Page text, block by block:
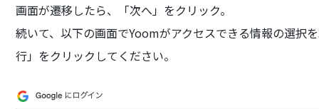
画面が遷移したら、「次へ」をクリック。
続いて、以下の画面でYoomがアクセスできる情報の選択
行」をクリックしてください。